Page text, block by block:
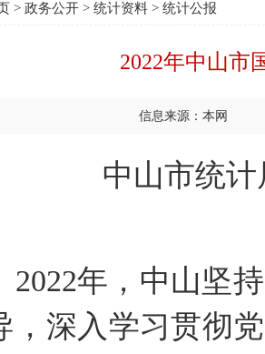
> 政务公开 > 统计资料 > 统计公报
2022年中山市
信息来源：本网
中山市统计
，中山坚持以
，深入学习贯彻